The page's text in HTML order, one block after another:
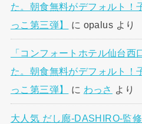
た。朝食無料がデフォルト！
っこ第三弾】
に opalus より
「コンフォートホテル仙台
た。朝食無料がデフォルト！
っこ第三弾】
に わっさ より
大人気 だし廊-DASHIRO-監